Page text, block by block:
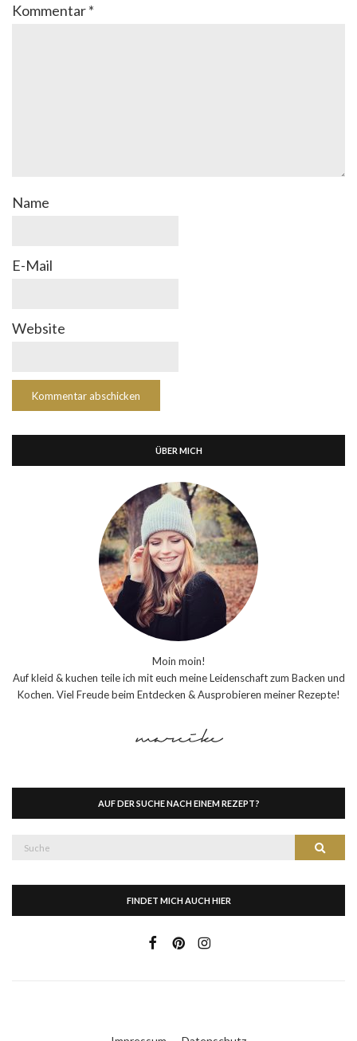
Kommentar*
Name
E-Mail
Website
ÜBER MICH
Moin moin!
Auf kleid & kuchen teile ich mit euch meine Leidenschaft zum Backen und
Kochen. Viel Freude beim Entdecken & Ausprobieren meiner Rezepte!
AUF DER SUCHE NACH EINEM REZEPT?
Suche
FINDET MICH AUCH HIER